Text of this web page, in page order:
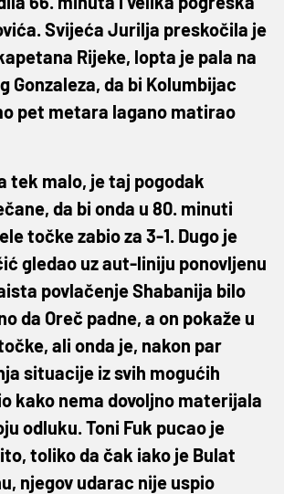
Svijeća Jurilja preskočila je
Rijeke, lopta je pala na
Gonzaleza, da bi Kolumbijac
pet metara lagano matirao
tek malo, je taj pogodak
da bi onda u 80. minuti
točke zabio za 3-1. Dugo je
gledao uz aut-liniju ponovljenu
povlačenje Shabanija bilo
da Oreč padne, a on pokaže u
ali onda je, nakon par
situacije iz svih mogućih
kako nema dovoljno materijala
odluku. Toni Fuk pucao je
toliko da čak iako je Bulat
njegov udarac nije uspio